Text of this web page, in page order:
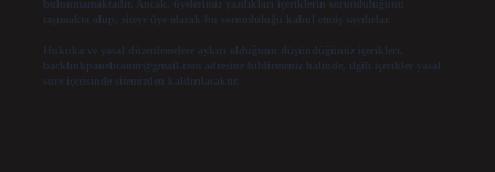
bulunmamaktadır. Ancak, üyelerimiz yazdıkları içeriklerin sorumluluğunu
taşımakta olup, siteye üye olarak bu sorumluluğu kabul etmiş sayılırlar.
Hukuka ve yasal düzenlemelere aykırı olduğunu düşündüğünüz içerikleri,
backlinkpanelicomtr@gmail.comadresine bildirmeniz halinde, ilgili içerikler yasal
süre içerisinde sitemizden kaldırılacaktır.